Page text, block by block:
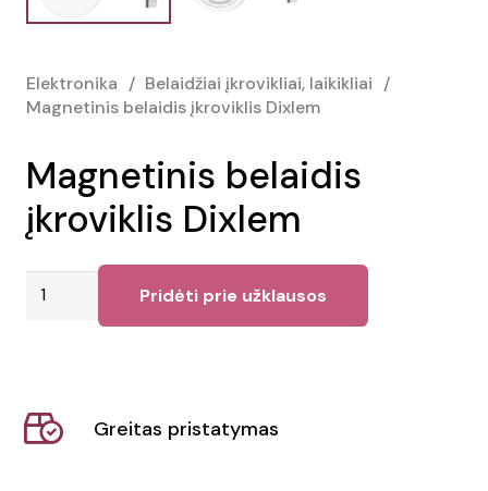
Elektronika / Belaidžiai įkrovikliai, laikikliai /
Magnetinis belaidis įkroviklis Dixlem
Magnetinis belaidis
įkroviklis Dixlem
produkto
Dixlem
Pridėti prie užklausos
Greitas pristatymas